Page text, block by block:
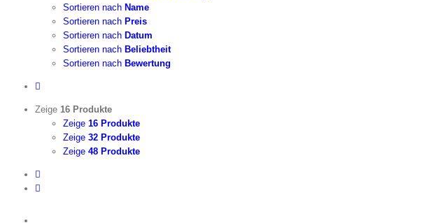
Sortieren nach Name
Sortieren nach Preis
Sortieren nach Datum
Sortieren nach Beliebtheit
Sortieren nach Bewertung
Zeige 16 Produkte
Zeige 16 Produkte
Zeige 32 Produkte
Zeige 48 Produkte